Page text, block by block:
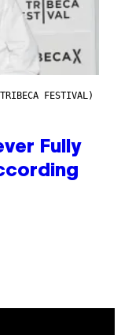
FESTIVAL)
Fully